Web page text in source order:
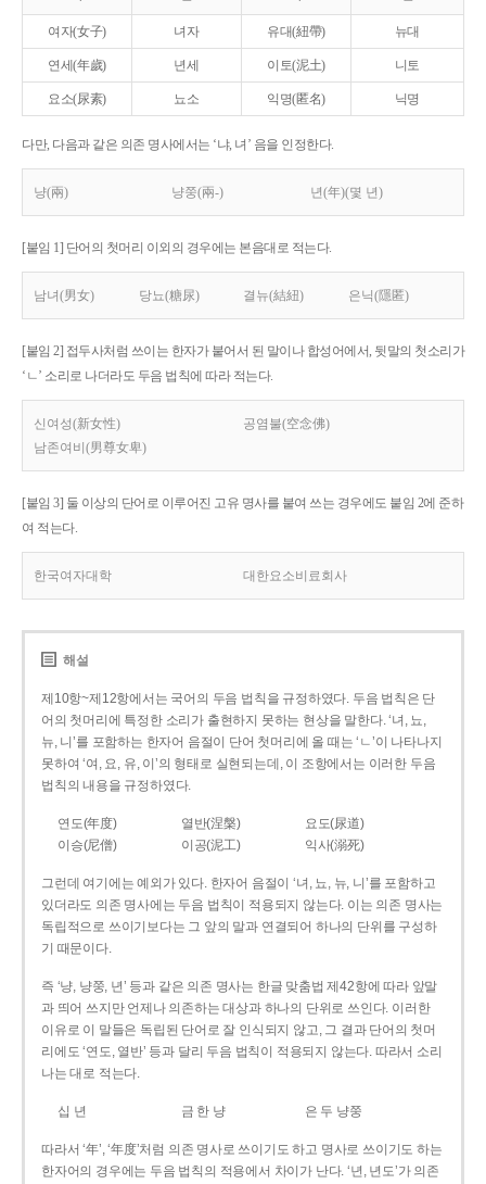
여자(女子) 녀자 유대(紐帶) 뉴대
연세(年歲) 년세 이토(泥土) 니토
요소(尿素) 뇨소 익명(匿名) 닉명
다만, 다음과 같은 의존 명사에서는 ‘냐, 녀’ 음을 인정한다.
냥(兩) 냥쭝(兩-) 년(年)(몇 년)
[붙임 1] 단어의 첫머리 이외의 경우에는 본음대로 적는다.
남녀(男女) 당뇨(糖尿) 결뉴(結紐) 은닉(隱匿)
[붙임 2] 접두사처럼 쓰이는 한자가 붙어서 된 말이나 합성어에서, 뒷말의 첫소리가
‘ㄴ’ 소리로 나더라도 두음 법칙에 따라 적는다.
신여성(新女性)
공염불(空念佛)
남존여비(男尊女卑)
[붙임 3] 둘 이상의 단어로 이루어진 고유 명사를 붙여 쓰는 경우에도 붙임 2에 준하
여 적는다.
한국여자대학 대한요소비료회사
해설
제10항~제12항에서는 국어의 두음 법칙을 규정하였다. 두음 법칙은 단
어의 첫머리에 특정한 소리가 출현하지 못하는 현상을 말한다. ‘녀, 뇨,
뉴, 니’를 포함하는 한자어 음절이 단어 첫머리에 올 때는 ‘ㄴ’이 나타나지
못하여 ‘여, 요, 유, 이’의 형태로 실현되는데, 이 조항에서는 이러한 두음
법칙의 내용을 규정하였다.
연도(年度) 열반(涅槃)
요도(尿道)
이승(尼僧)
이공(泥工) 익사(溺死)
그런데 여기에는 예외가 있다. 한자어 음절이 ‘녀, 뇨, 뉴, 니’를 포함하고
있더라도 의존 명사에는 두음 법칙이 적용되지 않는다. 이는 의존 명사는
독립적으로 쓰이기보다는 그 앞의 말과 연결되어 하나의 단위를 구성하
기 때문이다.
즉 ‘냥, 냥쭝, 년’ 등과 같은 의존 명사는 한글 맞춤법 제42항에 따라 앞말
과 띄어 쓰지만 언제나 의존하는 대상과 하나의 단위로 쓰인다. 이러한
이유로 이 말들은 독립된 단어로 잘 인식되지 않고, 그 결과 단어의 첫머
리에도 ‘연도, 열반’ 등과 달리 두음 법칙이 적용되지 않는다. 따라서 소리
나는 대로 적는다.
십 년 금 한 냥 은 두 냥쭝
따라서 ‘年’, ‘年度’처럼 의존 명사로 쓰이기도 하고 명사로 쓰이기도 하는
한자어의 경우에는 두음 법칙의 적용에서 차이가 난다. ‘년, 년도’가 의존